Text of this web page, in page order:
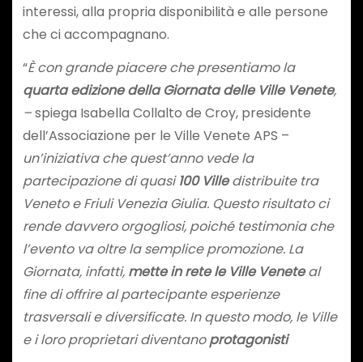
interessi, alla propria disponibilità e alle persone
che ci accompagnano.
“È con grande piacere che presentiamo la
quarta edizione della Giornata delle Ville Venete,
–spiega Isabella Collalto de Croy, presidente
dell’Associazione per le Ville Venete APS –
un’iniziativa che quest’anno vede la
partecipazione di quasi100 Villedistribuite tra
Veneto e Friuli Venezia Giulia. Questo risultato ci
rende davvero orgogliosi, poiché testimonia che
l’evento va oltre la semplice promozione. La
Giornata, infatti, mette in rete le Ville Veneteal
fine di offrire al partecipante esperienze
trasversali e diversificate. In questo modo, le Ville
e i loro proprietari diventanoprotagonisti